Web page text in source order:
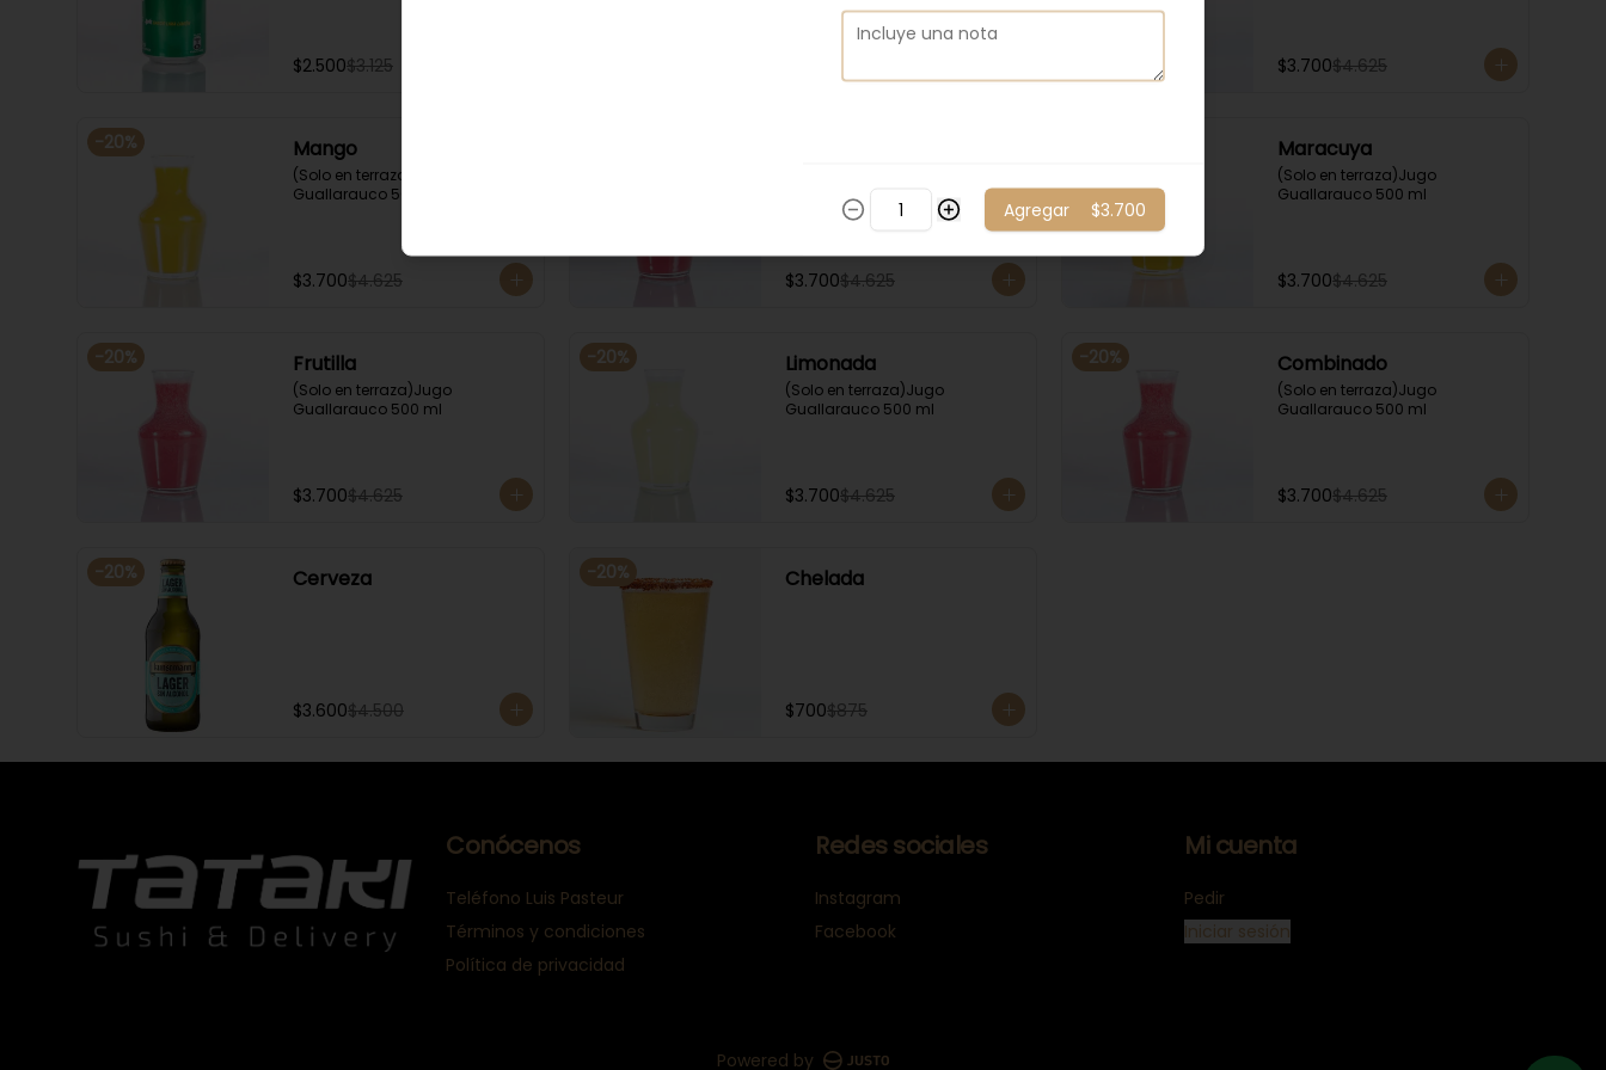
$2.500$3.125 $3.700$4.625
-20% Mango
(Solo en terraza)Jugo
Guallarauco 500 ml
$3.700$4.625
Guallarauco 500 ml
$3.700$4.625
Maracuya
(Solo en terraza)Jugo
Guallarauco 500 ml
$3.700$4.625
-20% Frutilla
(Solo en terraza)Jugo
Guallarauco 500 ml
$3.700$4.625
-20% Limonada
(Solo en terraza)Jugo
Guallarauco 500 ml
$3.700$4.625
-20% Combinado
(Solo en terraza)Jugo
Guallarauco 500 ml
$3.700$4.625
-20% Cerveza
$3.600$4.500
-20% Chelada
$700$875
Conócenos
Teléfono Luis Pasteur
Términos y condiciones
Política de privacidad
Redes sociales
Instagram
Facebook
Mi cuenta
Pedir
Iniciar sesión
Powered by
Agregar $3.700